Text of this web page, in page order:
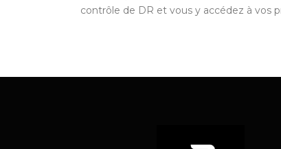
contrôle de DR et vous y accédez à vos